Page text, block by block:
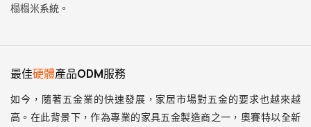
榻榻米系統。
最佳硬體產品ODM服務
如今，隨著五金業的快速發展，家居市場對五金的要求也越來越
高。在此背景下，作為專業的家具五金製造商之一，奧賽特以全新